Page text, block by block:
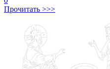
Прочитать >>>